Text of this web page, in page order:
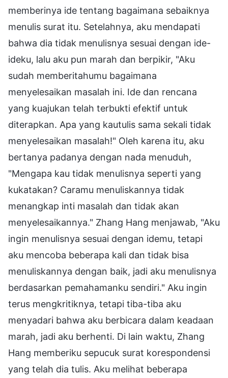
memberinya ide tentang bagaimana sebaiknya
menulis surat itu. Setelahnya, aku mendapati
bahwa dia tidak menulisnya sesuai dengan ide-
ideku, lalu aku pun marah dan berpikir, "Aku
sudah memberitahumu bagaimana
menyelesaikan masalah ini. Ide dan rencana
yang kuajukan telah terbukti efektif untuk
diterapkan. Apa yang kautulis sama sekali tidak
menyelesaikan masalah!" Oleh karena itu, aku
bertanya padanya dengan nada menuduh,
"Mengapa kau tidak menulisnya seperti yang
kukatakan? Caramu menuliskannya tidak
menangkap inti masalah dan tidak akan
menyelesaikannya." Zhang Hang menjawab, "Aku
ingin menulisnya sesuai dengan idemu, tetapi
aku mencoba beberapa kali dan tidak bisa
menuliskannya dengan baik, jadi aku menulisnya
berdasarkan pemahamanku sendiri." Aku ingin
terus mengkritiknya, tetapi tiba-tiba aku
menyadari bahwa aku berbicara dalam keadaan
marah, jadi aku berhenti. Di lain waktu, Zhang
Hang memberiku sepucuk surat korespondensi
yang telah dia tulis. Aku melihat beberapa